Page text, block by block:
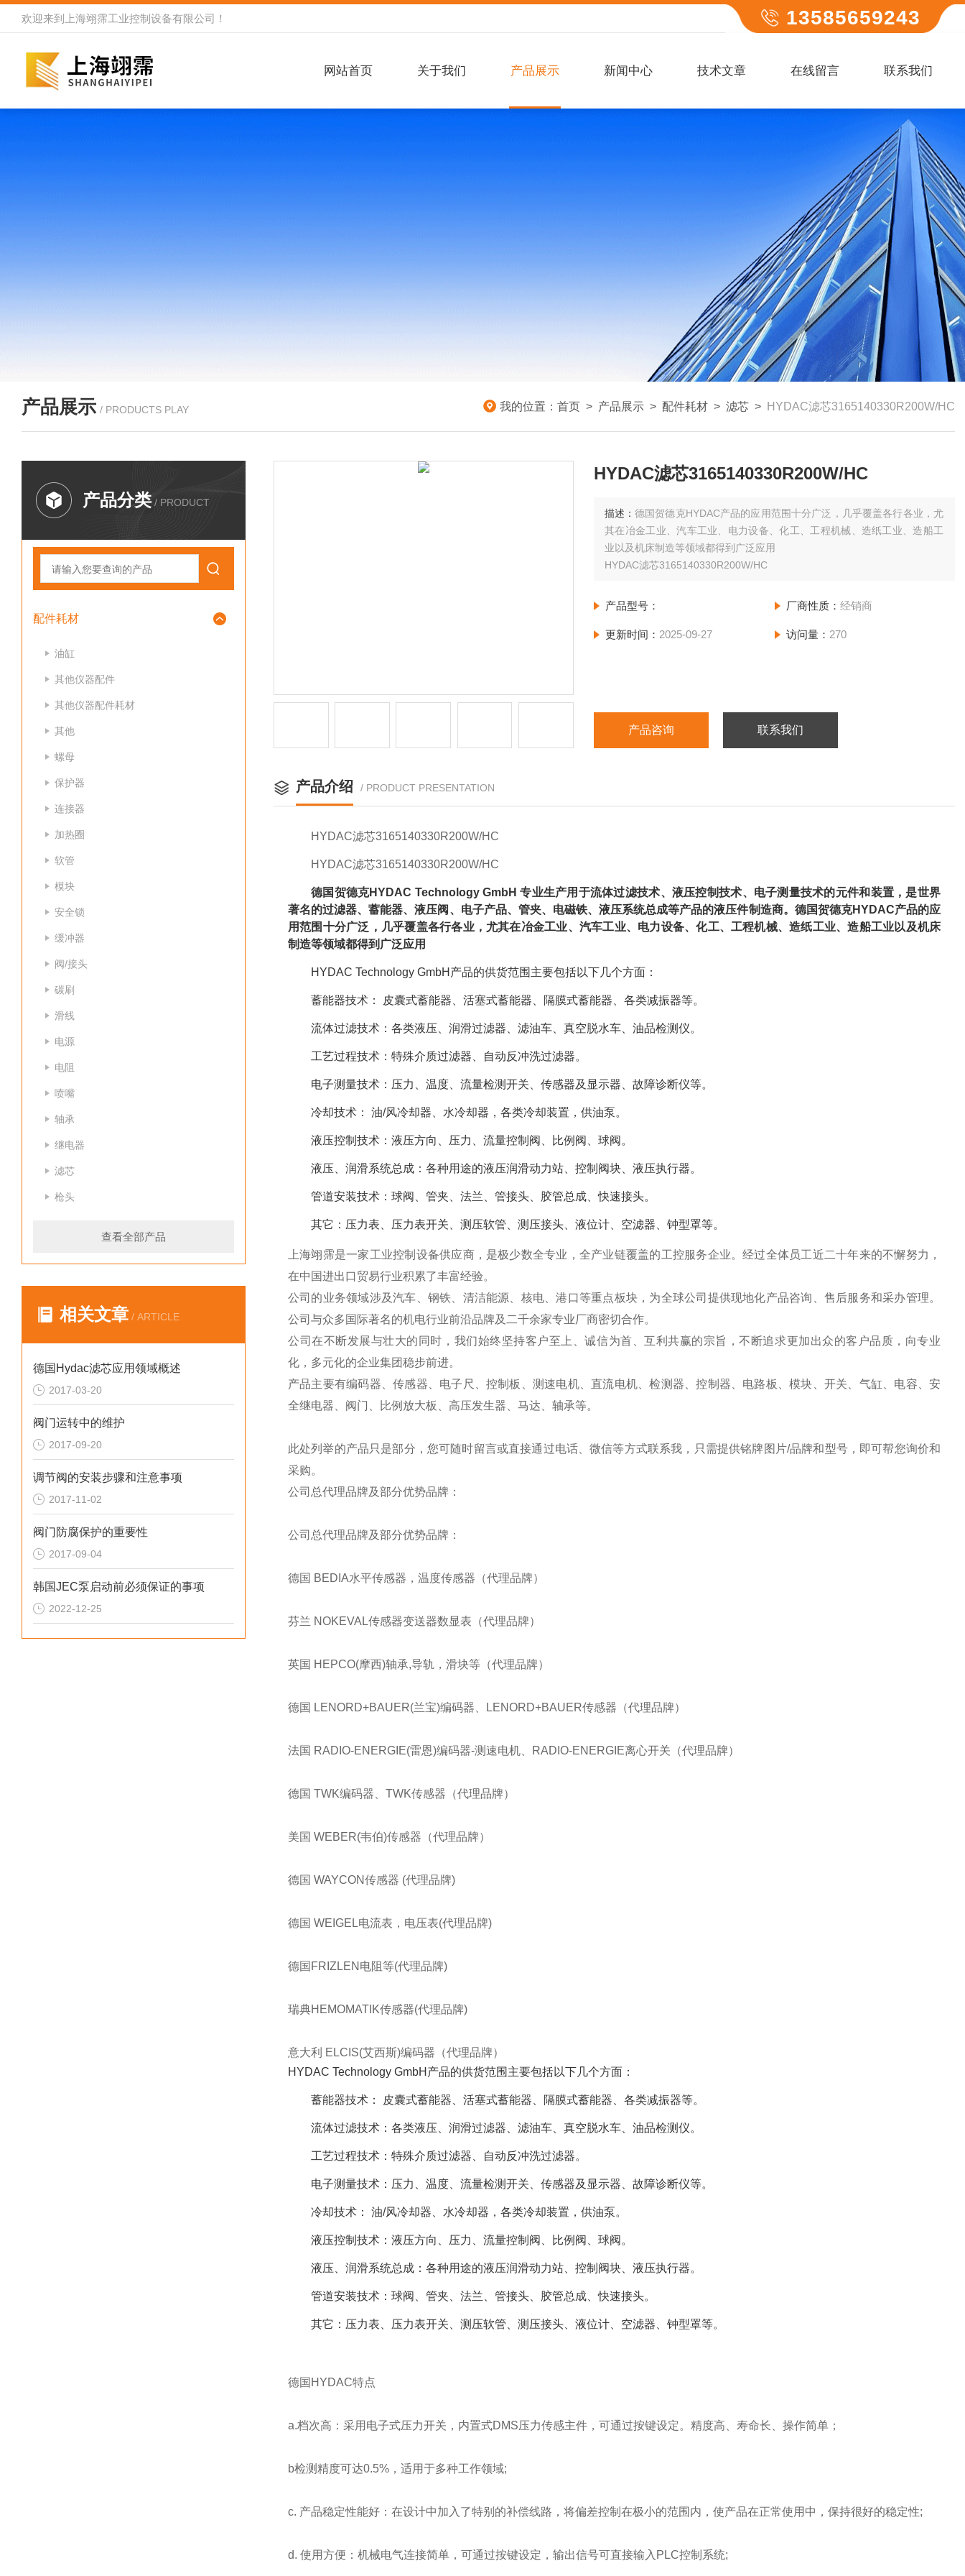
欢迎来到 上海翊霈工业控制设备有限公司 ！ 13585659243
网站首页 关于我们 产品展示 新闻中心 技术文章 在线留言 联系我们
产品展示 / PRODUCTS PLAY 我的位置： 首页 > 产品展示 > 配件耗材 > 滤芯 > HYDAC滤芯3165140330R200W/HC
产品分类 / PRODUCT
配件耗材
油缸
其他仪器配件
其他仪器配件耗材
其他
螺母
保护器
连接器
加热圈
软管
模块
安全锁
缓冲器
阀/接头
碳刷
滑线
电源
电阻
喷嘴
轴承
继电器
滤芯
枪头
查看全部产品
相关文章 / ARTICLE
德国Hydac滤芯应用领域概述
2017-03-20
阀门运转中的维护
2017-09-20
调节阀的安装步骤和注意事项
2017-11-02
阀门防腐保护的重要性
2017-09-04
韩国JEC泵启动前必须保证的事项
2022-12-25
HYDAC滤芯3165140330R200W/HC
描述：德国贺德克HYDAC产品的应用范围十分广泛，几乎覆盖各行各业，尤
其在冶金工业、汽车工业、电力设备、化工、工程机械、造纸工业、造船工
业以及机床制造等领域都得到广泛应用
HYDAC滤芯3165140330R200W/HC
产品型号： 厂商性质： 经销商
更新时间： 2025-09-27 访问量： 270
产品咨询 联系我们
产品介绍 / PRODUCT PRESENTATION
HYDAC滤芯3165140330R200W/HC
HYDAC滤芯3165140330R200W/HC
德国贺德克HYDAC Technology GmbH 专业生产用于流体过滤技术、液压控制技术、电子测量技术的元件和装置，是世界
著名的过滤器、蓄能器、液压阀、电子产品、管夹、电磁铁、液压系统总成等产品的液压件制造商。德国贺德克HYDAC产品的应
用范围十分广泛，几乎覆盖各行各业，尤其在冶金工业、汽车工业、电力设备、化工、工程机械、造纸工业、造船工业以及机床
制造等领域都得到广泛应用
HYDAC Technology GmbH产品的供货范围主要包括以下几个方面：
蓄能器技术： 皮囊式蓄能器、活塞式蓄能器、隔膜式蓄能器、各类减振器等。
流体过滤技术：各类液压、润滑过滤器、滤油车、真空脱水车、油品检测仪。
工艺过程技术：特殊介质过滤器、自动反冲洗过滤器。
电子测量技术：压力、温度、流量检测开关、传感器及显示器、故障诊断仪等。
冷却技术： 油/风冷却器、水冷却器，各类冷却装置，供油泵。
液压控制技术：液压方向、压力、流量控制阀、比例阀、球阀。
液压、润滑系统总成：各种用途的液压润滑动力站、控制阀块、液压执行器。
管道安装技术：球阀、管夹、法兰、管接头、胶管总成、快速接头。
其它：压力表、压力表开关、测压软管、测压接头、液位计、空滤器、钟型罩等。
上海翊霈是一家工业控制设备供应商，是极少数全专业，全产业链覆盖的工控服务企业。经过全体员工近二十年来的不懈努力，
在中国进出口贸易行业积累了丰富经验。
公司的业务领域涉及汽车、钢铁、清洁能源、核电、港口等重点板块，为全球公司提供现地化产品咨询、售后服务和采办管理。
公司与众多国际著名的机电行业前沿品牌及二千余家专业厂商密切合作。
公司在不断发展与壮大的同时，我们始终坚持客户至上、诚信为首、互利共赢的宗旨，不断追求更加出众的客户品质，向专业
化，多元化的企业集团稳步前进。
产品主要有编码器、传感器、电子尺、控制板、测速电机、直流电机、检测器、控制器、电路板、模块、开关、气缸、电容、安
全继电器、阀门、比例放大板、高压发生器、马达、轴承等。
此处列举的产品只是部分，您可随时留言或直接通过电话、微信等方式联系我，只需提供铭牌图片/品牌和型号，即可帮您询价和
采购。
公司总代理品牌及部分优势品牌：
公司总代理品牌及部分优势品牌：
德国 BEDIA水平传感器，温度传感器（代理品牌）
芬兰 NOKEVAL传感器变送器数显表（代理品牌）
英国 HEPCO(摩西)轴承,导轨，滑块等（代理品牌）
德国 LENORD+BAUER(兰宝)编码器、LENORD+BAUER传感器（代理品牌）
法国 RADIO-ENERGIE(雷恩)编码器-测速电机、RADIO-ENERGIE离心开关（代理品牌）
德国 TWK编码器、TWK传感器（代理品牌）
美国 WEBER(韦伯)传感器（代理品牌）
德国 WAYCON传感器 (代理品牌)
德国 WEIGEL电流表，电压表(代理品牌)
德国FRIZLEN电阻等(代理品牌)
瑞典HEMOMATIK传感器(代理品牌)
意大利 ELCIS(艾西斯)编码器（代理品牌）
HYDAC Technology GmbH产品的供货范围主要包括以下几个方面：
蓄能器技术： 皮囊式蓄能器、活塞式蓄能器、隔膜式蓄能器、各类减振器等。
流体过滤技术：各类液压、润滑过滤器、滤油车、真空脱水车、油品检测仪。
工艺过程技术：特殊介质过滤器、自动反冲洗过滤器。
电子测量技术：压力、温度、流量检测开关、传感器及显示器、故障诊断仪等。
冷却技术： 油/风冷却器、水冷却器，各类冷却装置，供油泵。
液压控制技术：液压方向、压力、流量控制阀、比例阀、球阀。
液压、润滑系统总成：各种用途的液压润滑动力站、控制阀块、液压执行器。
管道安装技术：球阀、管夹、法兰、管接头、胶管总成、快速接头。
其它：压力表、压力表开关、测压软管、测压接头、液位计、空滤器、钟型罩等。
德国HYDAC特点
a.档次高：采用电子式压力开关，内置式DMS压力传感主件，可通过按键设定。精度高、寿命长、操作简单；
b检测精度可达0.5%，适用于多种工作领域;
c. 产品稳定性能好：在设计中加入了特别的补偿线路，将偏差控制在极小的范围内，使产品在正常使用中，保持很好的稳定性;
d. 使用方便：机械电气连接简单，可通过按键设定，输出信号可直接输入PLC控制系统;